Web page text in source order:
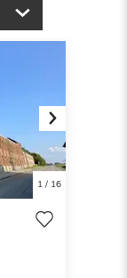
Next
1/ 16